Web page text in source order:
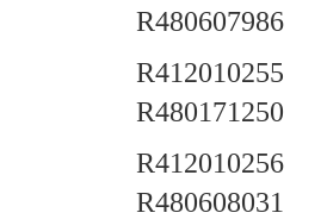
R480607986
R412010255
R480171250
R412010256
R480608031